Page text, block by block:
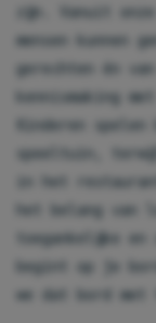
zijn. Vanuit
mensen kunnen
gerechten én
kennismaking
Kinderen
speeltuin,
in het
het belang van
toegankelijke
begint op je
we dat bord